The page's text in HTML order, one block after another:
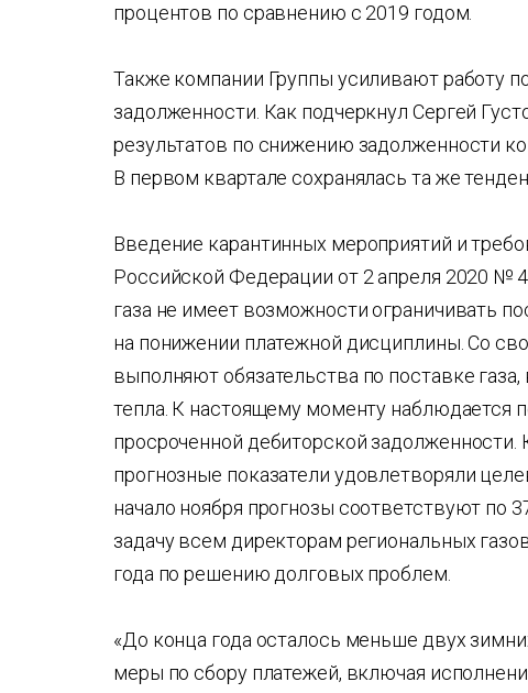
процентов по сравнению с 2019 годом.
Также компании Группы усиливают работу
задолженности. Как подчеркнул Сергей
результатов по снижению задолженности
В первом квартале сохранялась та же
Введение карантинных мероприятий и
Российской Федерации от 2 апреля 2020 №
газа не имеет возможности ограничивать
на понижении платежной дисциплины. Со
выполняют обязательства по поставке
тепла. К настоящему моменту наблюдается
просроченной дебиторской задолженности.
прогнозные показатели удовлетворяли
начало ноября прогнозы соответствуют по
задачу всем директорам региональных
года по решению долговых проблем.
«До конца года осталось меньше двух
меры по сбору платежей, включая